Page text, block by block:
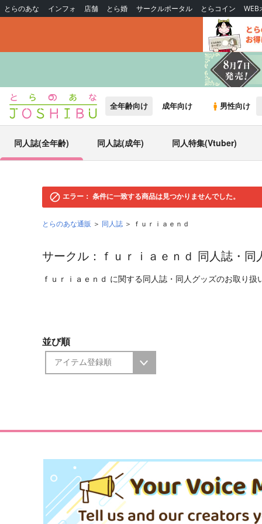
とらのあな インフォ 店舗 とら婚 サークルポータル とらコイン WEB
全年齢向け 成年向け 男性向け
同人誌(全年齢) 同人誌(成年) 同人特集(Vtuber)
エラー： 条件に一致する商品は見つかりませんでした。
とらのあな通販 同人誌 ｆｕｒｉａｅｎｄ
サークル：ｆｕｒｉａｅｎｄ 同人誌・同
ｆｕｒｉａｅｎｄ に関する同人誌・同人グッズのお取り扱
並び順